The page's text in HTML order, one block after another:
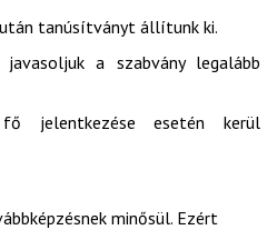
után tanúsítványt állítunk ki.
javasoljuk a szabvány legalább
jelentkezése esetén kerül
minősül. Ezért